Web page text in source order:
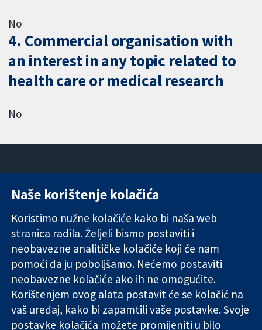
No
4. Commercial organisation with
an interest in any topic related to
health care or medical research
No
Pouzdani dokazi.
Utemeljeni
dokazi.
Bolje zdravlje.
11-13 Cavendish
London
W1G 0AN
Ujedinjeno
Kraljevstvo
Novosti
medije
O nama
Poslovi
Cochrane
Library
Naše korištenje kolačića
Koristimo nužne kolačiće kako bi naša web
stranica radila. Željeli bismo postaviti i
neobavezne analitičke kolačiće koji će nam
pomoći da ju poboljšamo. Nećemo postaviti
neobavezne kolačiće ako ih ne omogućite.
Korištenjem ovog alata postavit će se kolačić na
vaš uređaj, kako bi zapamtili vaše postavke. Svoje
postavke kolačića možete promijeniti u bilo